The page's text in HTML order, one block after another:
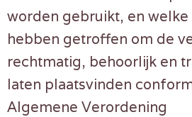
worden gebruikt, en
hebben getroffen om de
rechtmatig, behoorlijk en
laten plaatsvinden
Algemene Verordening